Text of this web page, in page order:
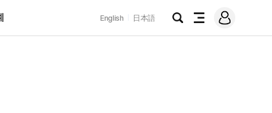
English 日本語
검
전
메
그